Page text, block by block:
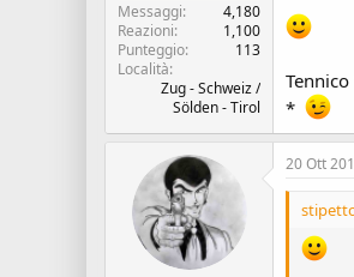
Messaggi
4,180
Reazioni
1,100
Punteggio
113
Località
Zug - Schweiz /
Sölden - Tirol
*
20 Ott